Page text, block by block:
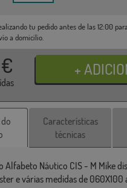
tu pedido antes de las 12:00
a domicilio.
€
Características
técnicas
Alfabeto Náutico CIS - M Mike
e várias medidas de 060X100